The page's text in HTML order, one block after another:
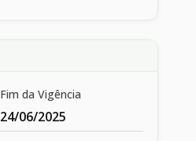
Fim da Vigência
24/06/2025